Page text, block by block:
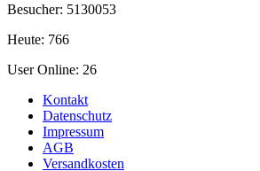
Besucher: 5130053
Heute: 766
User Online: 26
Kontakt
Datenschutz
Impressum
AGB
Versandkosten